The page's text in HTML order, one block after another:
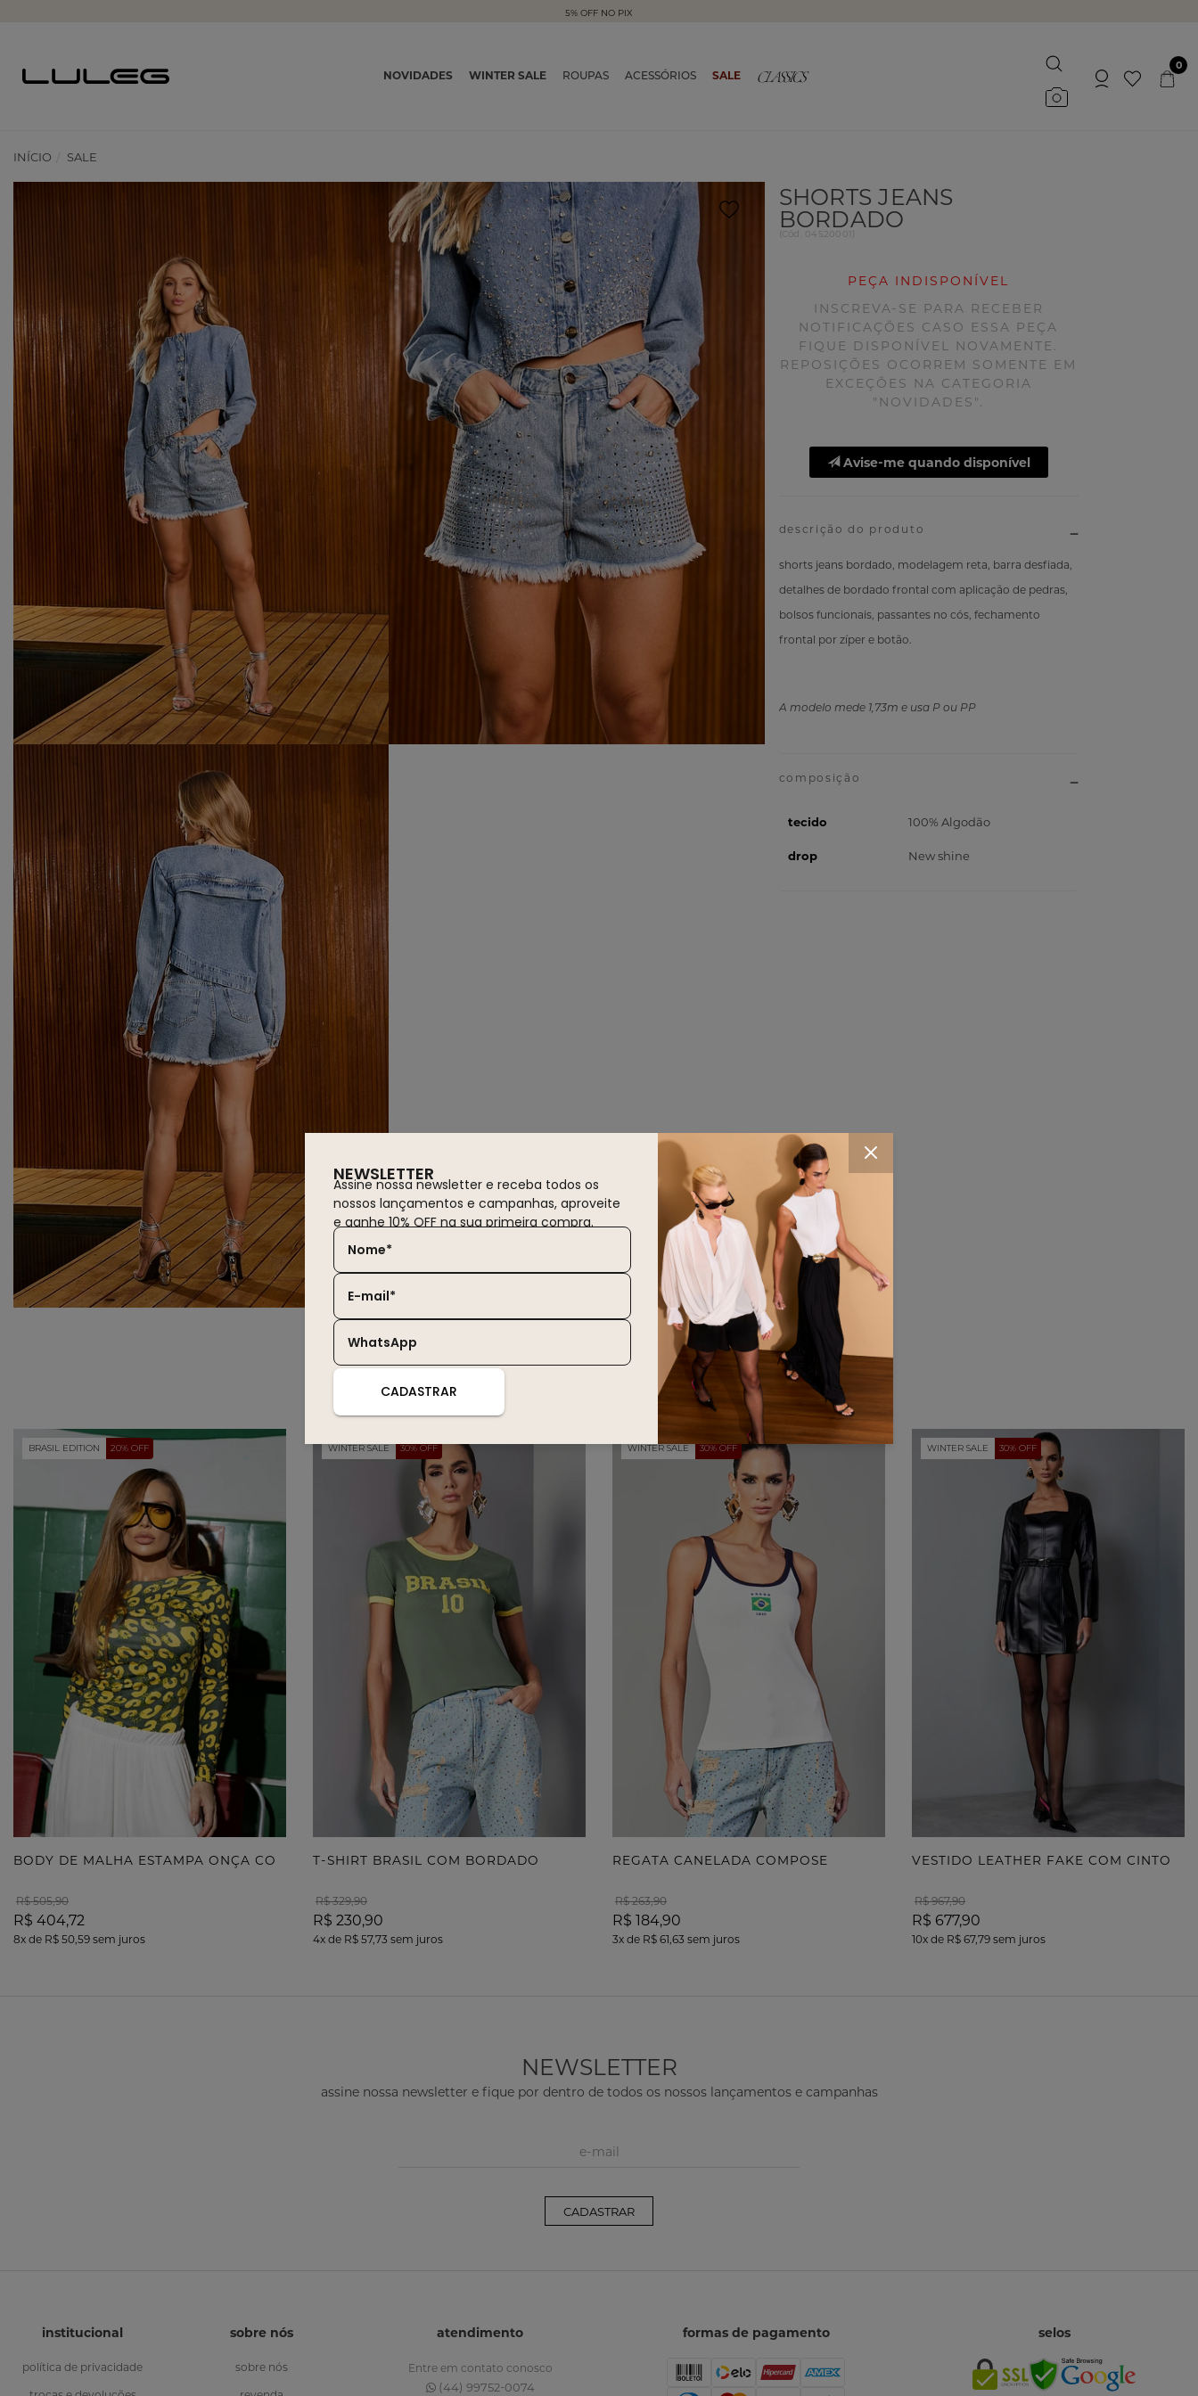
5% OFF NO PIX
NOVIDADES WINTER SALE ROUPAS ACESSÓRIOS SALE
0
INÍCIO SALE
SHORTS JEANS
BORDADO
(Cód. 04520001
PEÇA INDISPONÍVEL
INSCREVA-SE PARA RECEBER
NOTIFICAÇÕES CASO ESSA PEÇA
FIQUE DISPONÍVEL NOVAMENTE.
REPOSIÇÕES OCORREM SOMENTE EM
EXCEÇÕES NA CATEGORIA
"NOVIDADES".
Avise-me quando disponível
descrição do produto
shorts jeans bordado, modelagem reta, barra desfiada,
detalhes de bordado frontal com aplicação de pedras,
bolsos funcionais, passantes no cós, fechamento
frontal por zíper e botão.
A modelo mede 1,73m e usa P ou PP
tecido 100% Algodão
drop New shine
você também deve gostar
BRASIL EDITION 20% OFF
R$ 505,90
R$ 404,72
8xde R$ 50,59sem juros
WINTER SALE 30% OFF
T-SHIRT BRASIL COM BORDADO
R$ 329,90
R$ 230,90
4xde R$ 57,73 sem juros
WINTER SALE 30% OFF
REGATA CANELADA COMPOSE
R$ 263,90
R$ 184,90
3xde R$ 61,63 sem juros
WINTER SALE 30% OFF
VESTIDO LEATHER FAKE COM CINTO
R$ 967,90
R$ 677,90
10xde R$ 67,79sem juros
NEWSLETTER
assine nossa newsletter e fique por dentro de todos os nossos lançamentos e campanhas
CADASTRAR
institucional
política de privacidade
sobre nós
sobre nós
atendimento
Entre em contato conosco
(44) 99752-0074
formas de pagamento selos
NEWSLETTER
Assine nossa newsletter e receba todos os
nossos lançamentos e campanhas, aproveite
e ganhe 10% OFF na sua primeira compra.
Nome*
E-mail*
WhatsApp
CADASTRAR